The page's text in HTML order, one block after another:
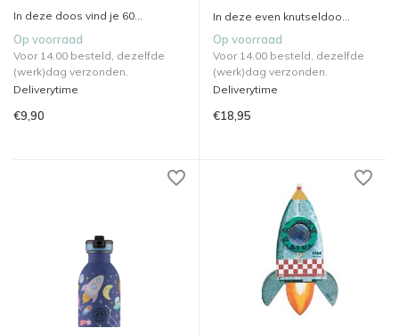
In deze doos vind je 60...
Op voorraad
Voor 14.00 besteld, dezelfde
(werk)dag verzonden.
Deliverytime
€9,90
In deze even knutseldoo...
Op voorraad
Voor 14.00 besteld, dezelfde
(werk)dag verzonden.
Deliverytime
€18,95